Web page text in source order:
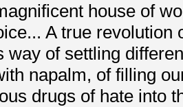
house of
A true
way of settling
napalm, of filling
drugs of hate into